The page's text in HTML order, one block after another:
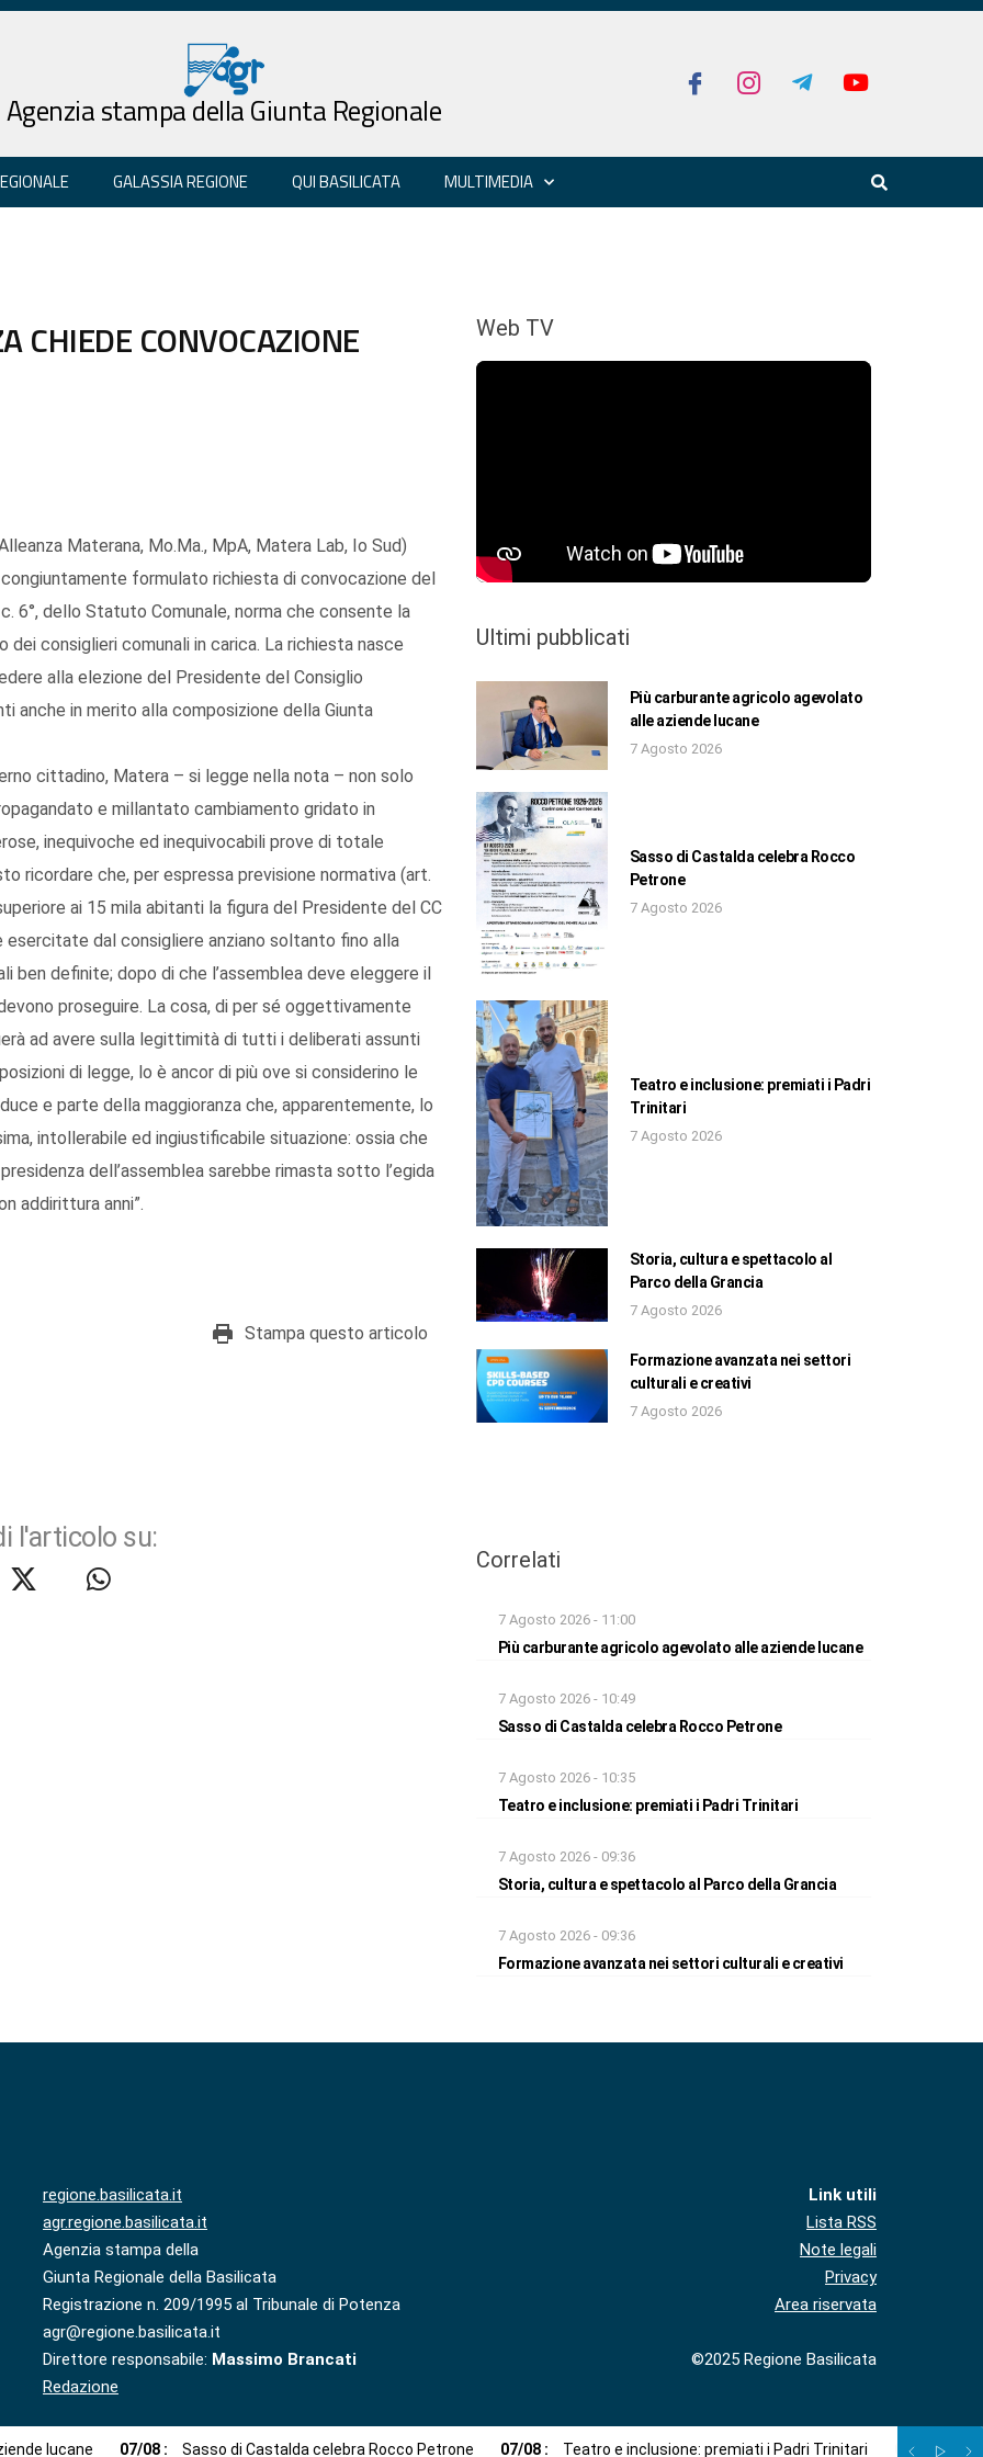
Agenzia stampa della Giunta Regionale
GALASSIA REGIONE QUI BASILICATA MULTIMEDIA
CHIEDE CONVOCAZIONE
Materana, Mo.Ma., MpA, Matera Lab, Io Sud)
formulato richiesta di convocazione del
6°, dello Statuto Comunale, norma che consente la
dei consiglieri comunali in carica. La richiesta nasce
alla elezione del Presidente del Consiglio
anche in merito alla composizione della Giunta
cittadino, Matera – si legge nella nota – non solo
e millantato cambiamento gridato in
inequivoche ed inequivocabili prove di totale
ricordare che, per espressa previsione normativa (art.
ai 15 mila abitanti la figura del Presidente del CC
dal consigliere anziano soltanto fino alla
ben definite; dopo di che l’assemblea deve eleggere il
proseguire. La cosa, di per sé oggettivamente
ad avere sulla legittimità di tutti i deliberati assunti
di legge, lo è ancor di più ove si considerino le
e parte della maggioranza che, apparentemente, lo
intollerabile ed ingiustificabile situazione: ossia che
dell’assemblea sarebbe rimasta sotto l’egida
addirittura anni”.
Stampa questo articolo
l'articolo su:
Web TV
Ultimi pubblicati
Più carburante agricolo agevolato
alle aziende lucane
7 Agosto 2026
Sasso di Castalda celebra Rocco
Petrone
7 Agosto 2026
Teatro e inclusione: premiati i Padri
Trinitari
7 Agosto 2026
Storia, cultura e spettacolo al
Parco della Grancia
7 Agosto 2026
Formazione avanzata nei settori
culturali e creativi
7 Agosto 2026
Correlati
7 Agosto 2026 - 11:00
Più carburante agricolo agevolato alle aziende lucane
7 Agosto 2026 - 10:49
Sasso di Castalda celebra Rocco Petrone
7 Agosto 2026 - 10:35
Teatro e inclusione: premiati i Padri Trinitari
7 Agosto 2026 - 09:36
Storia, cultura e spettacolo al Parco della Grancia
7 Agosto 2026 - 09:36
Formazione avanzata nei settori culturali e creativi
regione.basilicata.it
agr.regione.basilicata.it
Agenzia stampa della
Giunta Regionale della Basilicata
Registrazione n. 209/1995 al Tribunale di Potenza
agr@regione.basilicata.it
Direttore responsabile: Massimo Brancati
Redazione
Link utili
Lista RSS
Note legali
Privacy
Area riservata
©2025 Regione Basilicata
lucane 07/08 : Sasso di Castalda celebra Rocco Petrone 07/08 : Teatro e inclusione: premiati i Padri Trinitari 07/ 08: